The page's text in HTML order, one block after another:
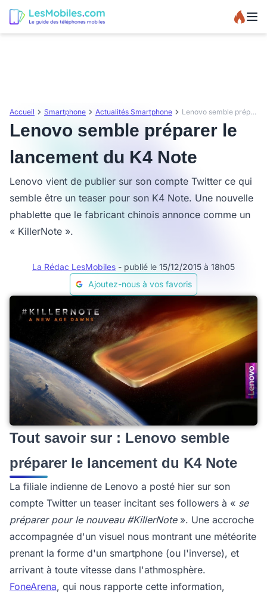
Accueil Smartphone Actualités Smartphone Lenovo semble préparer le lancement du K4 Note
Lenovo semble préparer le
lancement du K4 Note
Lenovo vient de publier sur son compte Twitter ce qui
semble être un teaser pour son K4 Note. Une nouvelle
phablette que le fabricant chinois annonce comme un
« KillerNote ».
La Rédac LesMobiles - publié le 15/12/2015 à 18h05
Ajoutez-nous à vos favoris
Tout savoir sur : Lenovo semble
préparer le lancement du K4 Note
La filiale indienne de Lenovo a posté hier sur son
compte Twitter un teaser incitant ses followers à « se
préparer pour le nouveau #KillerNote». Une accroche
accompagnée d'un visuel nous montrant une météorite
prenant la forme d'un smartphone (ou l'inverse), et
arrivant à toute vitesse dans l'athmosphère.
FoneArena, qui nous rapporte cette information,